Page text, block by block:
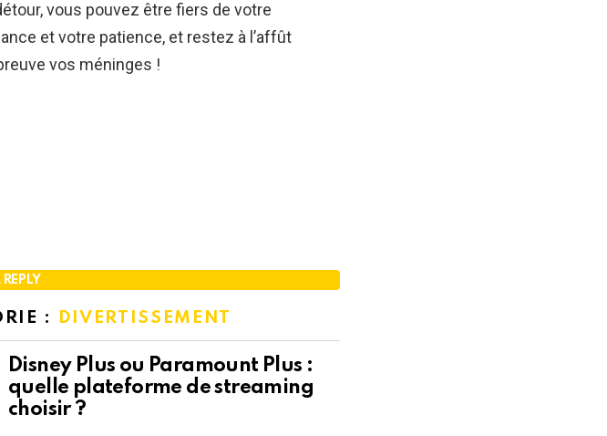
vous pouvez être fiers de votre
et votre patience, et restez à l’affût
vos méninges !
: DIVERTISSEMENT
Disney Plus ou Paramount Plus :
quelle plateforme de streaming
choisir ?